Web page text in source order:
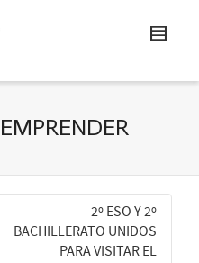
2º ESO Y 2º
BACHILLERATO UNIDOS
PARA VISITAR EL